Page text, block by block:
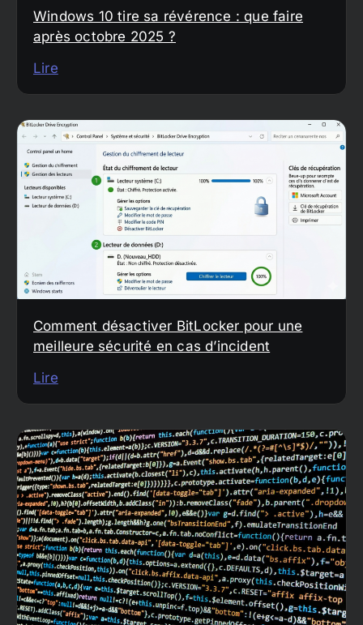
Windows 10 tire sa révérence : que faire
après octobre 2025 ?
Lire
Comment désactiver BitLocker pour une
meilleure sécurité en cas d’incident
Lire